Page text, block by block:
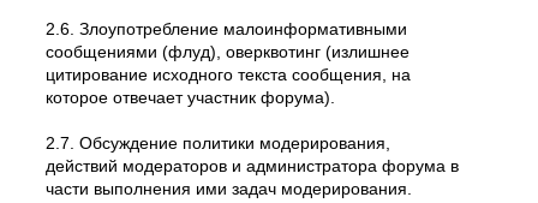
2.6. Злоупотребление малоинформативными
сообщениями (флуд), оверквотинг (излишнее
цитирование исходного текста сообщения, на
которое отвечает участник форума).
2.7. Обсуждение политики модерирования,
действий модеpатоpов и администратора форума в
части выполнения ими задач модерирования.